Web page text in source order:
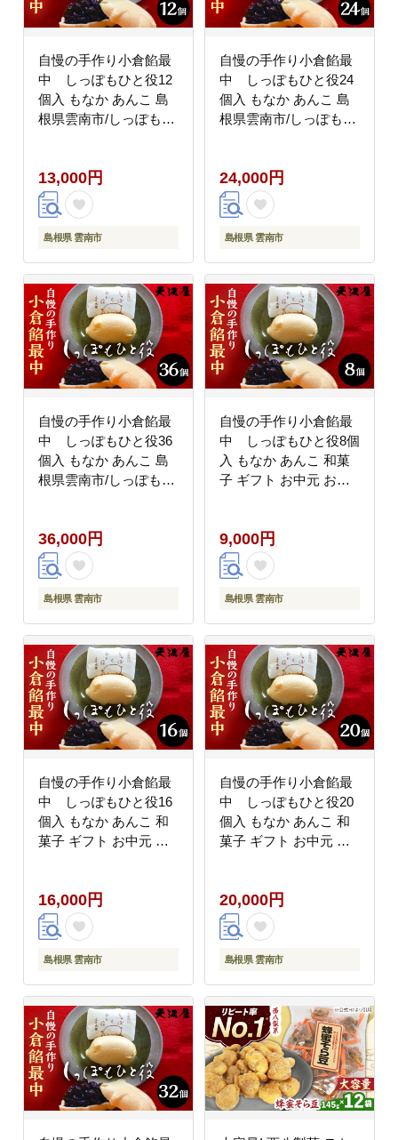
自慢の手作り小倉餡最
中 しっぽもひと役12
個入 もなか あんこ 島
根県雲南市/しっぽもひ
13,000円
島根県 雲南市
自慢の手作り小倉餡最
中 しっぽもひと役24
個入 もなか あんこ 島
根県雲南市/しっぽもひ
24,000円
島根県 雲南市
自慢の手作り小倉餡最
中 しっぽもひと役36
個入 もなか あんこ 島
根県雲南市/しっぽもひ
36,000円
島根県 雲南市
自慢の手作り小倉餡最
中 しっぽもひと役8個
入 もなか あんこ 和菓
子 ギフト お中元 お歳
天満屋 [AIBS004]
9,000円
島根県 雲南市
自慢の手作り小倉餡最
中 しっぽもひと役16
個入 もなか あんこ 和
菓子 ギフト お中元 お
天満屋 [AIBS005]
16,000円
島根県 雲南市
自慢の手作り小倉餡最
中 しっぽもひと役20
個入 もなか あんこ 和
菓子 ギフト お中元 お
天満屋 [AIBS006]
20,000円
島根県 雲南市